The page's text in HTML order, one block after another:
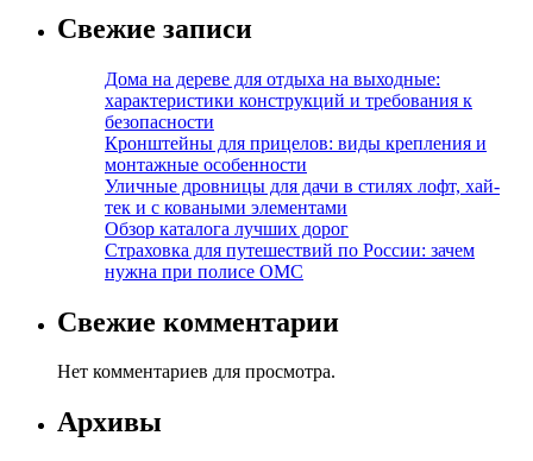
Свежие записи
Дома на дереве для отдыха на выходные:
характеристики конструкций и требования к
безопасности
Кронштейны для прицелов: виды крепления и
монтажные особенности
Уличные дровницы для дачи в стилях лофт, хай-
тек и с коваными элементами
Обзор каталога лучших дорог
Страховка для путешествий по России: зачем
нужна при полисе ОМС
Свежие комментарии
Нет комментариев для просмотра.
Архивы